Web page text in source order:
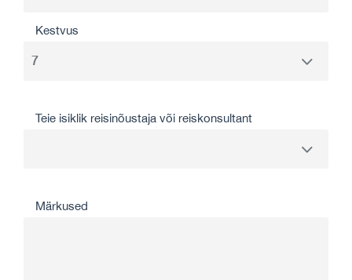
Kestvus
Teie isiklik reisinõustaja või reiskonsultant
Märkused